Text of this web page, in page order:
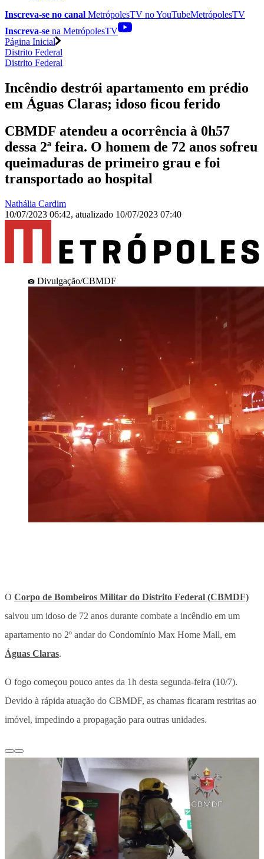
Inscreva-se no canal MetrópolesTV noYouTubeMetrópolesTV
Inscreva-se na MetrópolesTV
Página Inicial
Distrito Federal
Distrito Federal
Incêndio destrói apartamento em prédio
em Águas Claras; idoso ficou ferido
CBMDF atendeu a ocorrência à 0h57
dessa 2ª feira. O homem de 72 anos sofreu
queimaduras de primeiro grau e foi
transportado ao hospital
Nathália Cardim
10/07/2023 06:42, atualizado 10/07/2023 07:40
Divulgação/CBMDF
O Corpo de Bombeiros Militar do Distrito Federal (CBMDF)
salvou um idoso de 72 anos durante combate a incêndio em um
apartamento no 2º andar do Condomínio Max Home Mall, em
Águas Claras.
O fogo começou pouco antes da 1h desta segunda-feira (10/7).
Devido à rápida atuação do CBMDF, as chamas ficaram restritas ao
imóvel, impedindo a propagação para outras unidades.